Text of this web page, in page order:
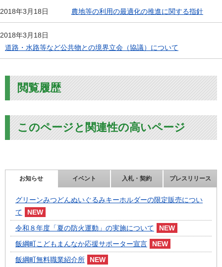
2018年3月18日 農地等の利用の最適化の推進に関する指針
2018年3月18日
道路・水路等など公共物との境界立会（協議）について
閲覧履歴
このページと関連性の高いページ
お知らせ イベント 入札・契約 プレスリリース
グリーンみつどんぬいぐるみキーホルダーの限定販売につい
て
令和８年度「夏の防火運動」の実施について
飯綱町こどもまんなか応援サポーター宣言
飯綱町無料職業紹介所